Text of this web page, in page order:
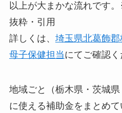
以上が大まかな流れです
抜粋・引用
詳しくは、 埼玉県北葛飾
母子保健担当にてご確認く
地域ごと（栃木県・茨城
に使える補助金をまとめて